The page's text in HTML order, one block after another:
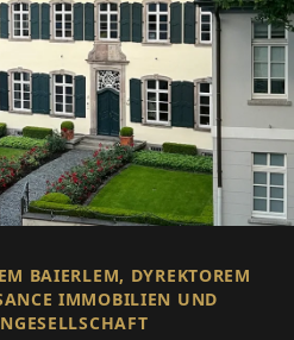
BAIERLEM, DYREKTOREM
IMMOBILIEN UND